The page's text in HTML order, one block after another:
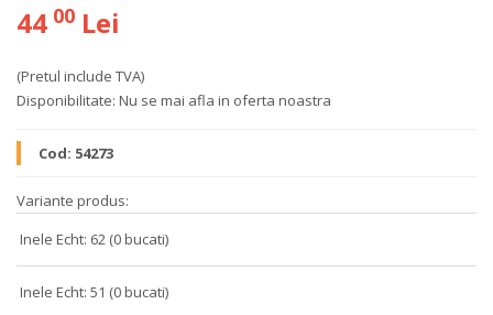
44 00 Lei
(Pretul include TVA)
Disponibilitate: Nu se mai afla in oferta noastra
Cod: 54273
Variante produs:
Inele Echt: 62 (0 bucati)
Inele Echt: 51 (0 bucati)